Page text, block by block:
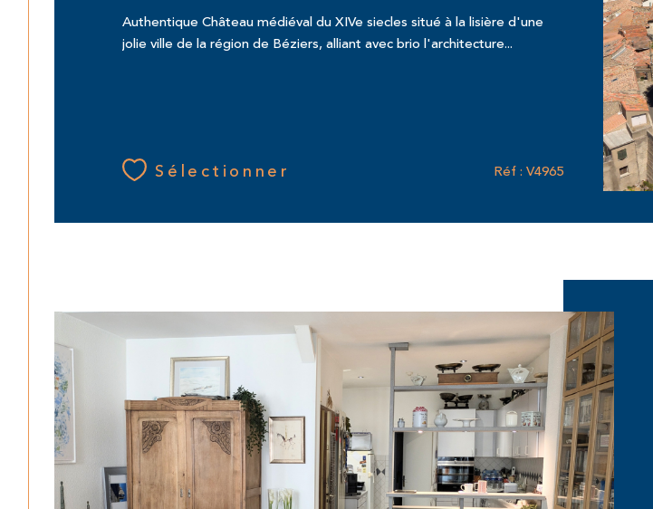
Authentique Château médiéval du XIVe siecles situé à la lisière d'une
jolie ville de la région de Béziers, alliant avec brio l'architecture...
Sélectionner Réf : V4965